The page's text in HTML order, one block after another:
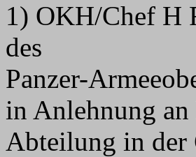
1) OKH/Chef H
des
Panzer-
in Anlehnung
Abteilung in der